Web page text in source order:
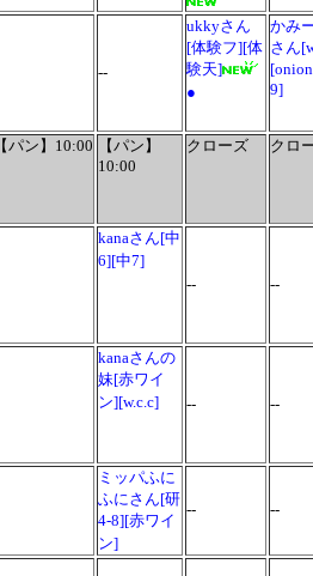
--
ukkyさん
[体験フ][体
験天]
●
かみ
さん
9]
【パン】10:00
【パン】
10:00
クローズ クロ
kanaさん[中
6][中7]
--
--
kanaさんの
妹[赤ワイ
ン][w.c.c]
-- --
ミッパふに
ふにさん[研
4-8][赤ワイ
ン]
-- --